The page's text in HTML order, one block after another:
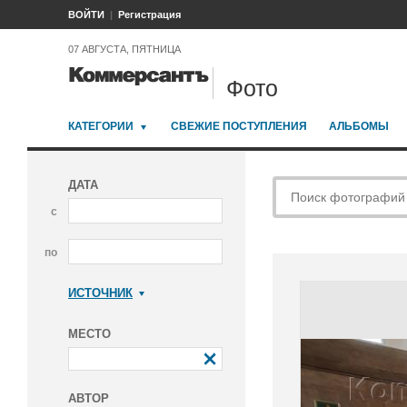
ВОЙТИ Регистрация
07 АВГУСТА, ПЯТНИЦА
Фото
КАТЕГОРИИ СВЕЖИЕ ПОСТУПЛЕНИЯ АЛЬБОМЫ
ДАТА
с
по
ИСТОЧНИК
МЕСТО
АВТОР